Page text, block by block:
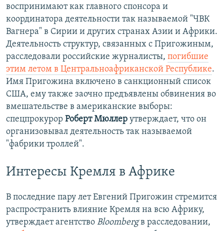
воспринимают как главного спонсора и
координатора деятельности так называемой "ЧВК
Вагнера" в Сирии и других странах Азии и Африки.
Деятельность структур, связанных с Пригожиным,
расследовали российские журналисты, погибшие
этим летом в Центральноафриканской Республике.
Имя Пригожина включено в санкционный список
США, ему также заочно предъявлены обвинения во
вмешательстве в американские выборы:
спецпрокурор Роберт Мюллер утверждает, что он
организовывал деятельность так называемой
"фабрики троллей".
Интересы Кремля в Африке
В последние пару лет Евгений Пригожин стремится
распространить влияние Кремля на всю Африку,
утверждает агентство Bloombergв расследовании,